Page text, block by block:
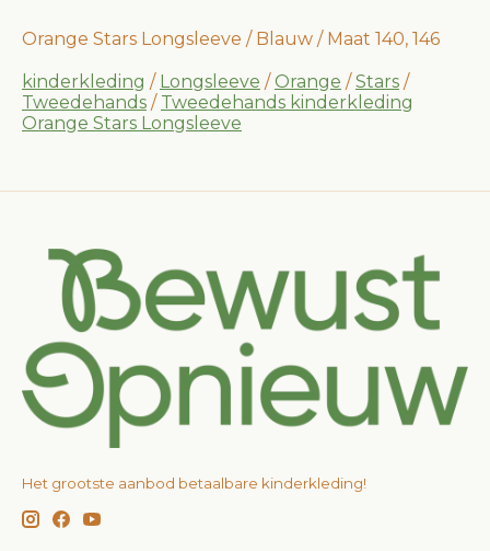
Orange Stars Longsleeve / Blauw / Maat 140, 146
kinderkleding / Longsleeve / Orange / Stars /
Tweedehands / Tweedehands kinderkleding
Orange Stars Longsleeve
Het grootste aanbod betaalbare kinderkleding!